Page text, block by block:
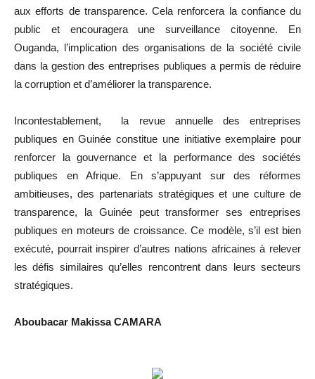
aux efforts de transparence. Cela renforcera la confiance du
public et encouragera une surveillance citoyenne. En
Ouganda, l’implication des organisations de la société civile
dans la gestion des entreprises publiques a permis de réduire
la corruption et d’améliorer la transparence.
Incontestablement, la revue annuelle des entreprises
publiques en Guinée constitue une initiative exemplaire pour
renforcer la gouvernance et la performance des sociétés
publiques en Afrique. En s’appuyant sur des réformes
ambitieuses, des partenariats stratégiques et une culture de
transparence, la Guinée peut transformer ses entreprises
publiques en moteurs de croissance. Ce modèle, s’il est bien
exécuté, pourrait inspirer d’autres nations africaines à relever
les défis similaires qu’elles rencontrent dans leurs secteurs
stratégiques.
Aboubacar Makissa CAMARA